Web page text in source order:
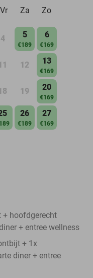
Vr Za Zo
4 5
€189
6
€169
12 13
€169
19 20
€169
26
€189
27
€169
+ hoofdgerecht
+ entree wellness
+ 1x
diner + entree